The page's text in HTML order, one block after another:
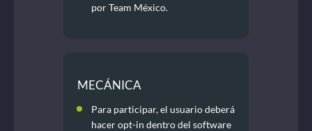
por Team México.
MECÁNICA
Para participar, el usuario deberá
hacer opt-in dentro del software